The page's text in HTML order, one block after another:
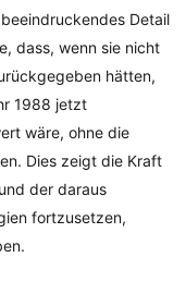
Detail
dass, wenn sie nicht
hätten,
1988 jetzt
wäre, ohne die
Dies zeigt die Kraft
der daraus
fortzusetzen,